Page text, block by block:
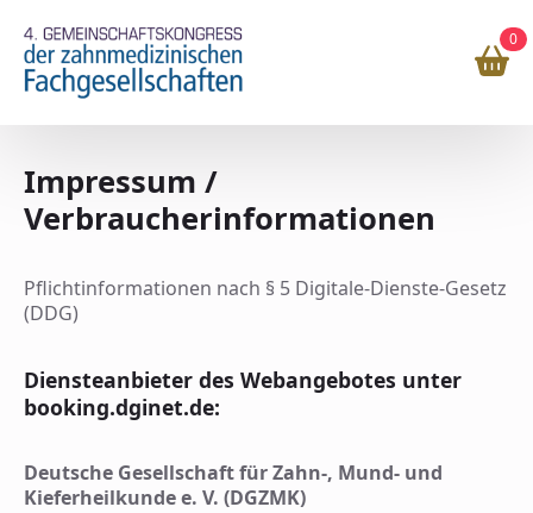
0
Impressum /
Verbraucherinformationen
Pflichtinformationen nach § 5 Digitale-Dienste-Gesetz
(DDG)
Diensteanbieter des Webangebotes unter
booking.dginet.de:
Deutsche Gesellschaft für Zahn-, Mund- und
Kieferheilkunde e. V. (DGZMK)